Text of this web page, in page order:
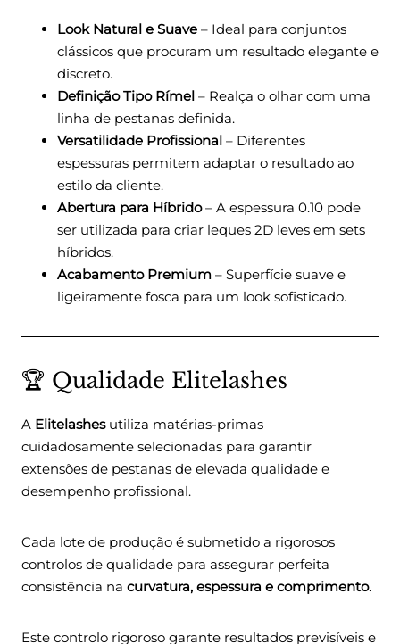
Look Natural e Suave – Ideal para conjuntos
clássicos que procuram um resultado elegante e
discreto.
Definição Tipo Rímel – Realça o olhar com uma
linha de pestanas definida.
Versatilidade Profissional – Diferentes
espessuras permitem adaptar o resultado ao
estilo da cliente.
Abertura para Híbrido– A espessura 0.10 pode
ser utilizada para criar leques 2D leves em sets
híbridos.
Acabamento Premium – Superfície suave e
ligeiramente fosca para um look sofisticado.
🏆 Qualidade Elitelashes
A Elitelashesutiliza matérias-primas
cuidadosamente selecionadas para garantir
extensões de pestanas de elevada qualidade e
desempenho profissional.
Cada lote de produção é submetido a rigorosos
controlos de qualidade para assegurar perfeita
consistência na curvatura, espessura e comprimento.
Este controlo rigoroso garante resultados previsíveis e